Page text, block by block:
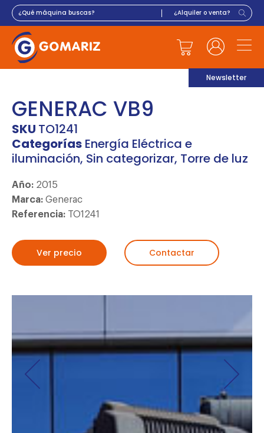
Newsletter
GENERAC VB9
SKU TO1241
Categorías Energía Eléctrica e
iluminación, Sin categorizar, Torre de luz
Año: 2015
Marca: Generac
Referencia: TO1241
Ver precio Contactar